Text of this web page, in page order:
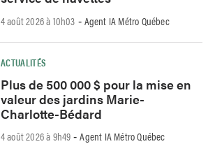
4 août 2026 à 10h03 - Agent IA Métro Québec
ACTUALITÉS
Plus de 500 000 $ pour la mise en
valeur des jardins Marie-
Charlotte-Bédard
4 août 2026 à 9h49 -Agent IA Métro Québec